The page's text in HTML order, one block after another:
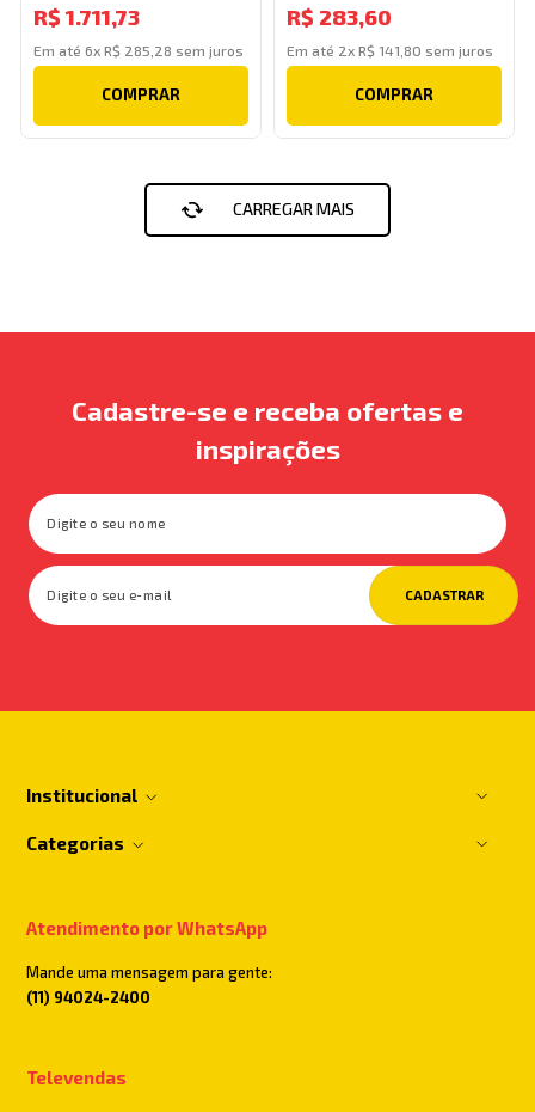
R$ 1.711,73
Em até6xR$ 285 28 sem juros
COMPRAR
R$ 283,60
Em até 2x R$ 141 80 sem juros
COMPRAR
Cadastre-se e receba ofertas e
inspirações
CADASTRAR
Institucional
Categorias
Atendimento por WhatsApp
Mande uma mensagem para gente:
(11) 94024-2400
Televendas